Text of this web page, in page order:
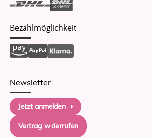
Bezahlmöglichkeit
Newsletter
Jetzt anmelden
Vertrag widerrufen